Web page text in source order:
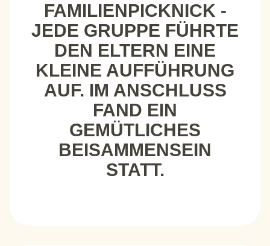
FAMILIENPICKNICK -
JEDE GRUPPE FÜHRTE
DEN ELTERN EINE
KLEINE AUFFÜHRUNG
AUF. IM ANSCHLUSS
FAND EIN
GEMÜTLICHES
BEISAMMENSEIN
STATT.